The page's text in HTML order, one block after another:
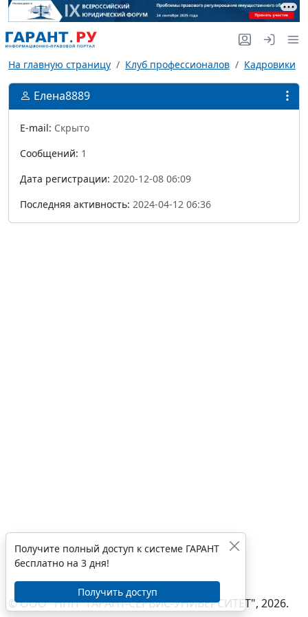
На главную страницу Клуб профессионалов Кадровики
Елена8889
E-mail: Скрыто
Сообщений: 1
Дата регистрации: 2020-12-08 06:09
Последняя активность: 2024-04-12 06:36
© ООО "НПП "ГАРАНТ-СЕРВИС-УНИВЕРСИТЕТ", 2026.
Получите полный доступ к системе ГАРАНТ
бесплатно на 3 дня!
Получить доступ